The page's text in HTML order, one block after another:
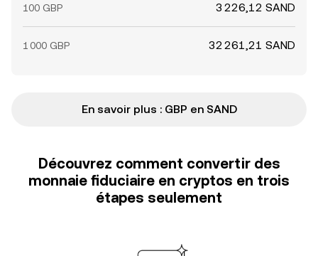
100 GBP 3 226,12 SAND
1 000 GBP 32 261,21 SAND
En savoir plus : GBP en SAND
Découvrez comment convertir des
monnaie fiduciaire en cryptos en trois
étapes seulement